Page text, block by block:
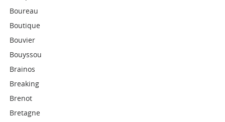
Boureau
Boutique
Bouvier
Bouyssou
Brainos
Breaking
Brenot
Bretagne